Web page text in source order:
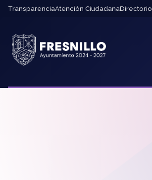
TransparenciaAtención CiudadanaDirectorio